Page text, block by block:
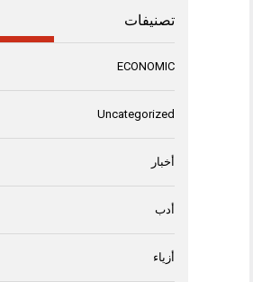
تصنيفات
ECONOMIC
Uncategorized
أخبار
أدب
أزياء